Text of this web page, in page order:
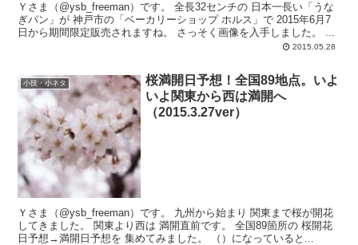
Ｙさま（@ysb_freeman）です。 全長32センチの 日本一長い「うな
ぎパン」が 神戸市の「ベーカリーショップ ホルス」で 2015年6月7
日から期間限定販売されますね。 さっそく画像を入手しました。 ...
2015.05.28
小技・小ネタ
桜満開日予想！全国89地点。いよ
いよ関東から西は満開へ
（2015.3.27ver）
Ｙさま（@ysb_freeman）です。 九州から始まり 関東まで桜が開花
してきました。 関東より西は 満開直前です。 全国89箇所の 桜開花
日予想→満開日予想を 集めてみました。 （）になっていると...